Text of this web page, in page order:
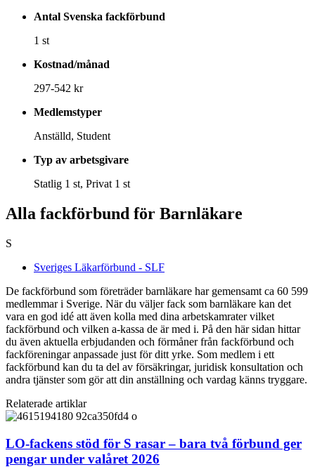
Antal Svenska fackförbund
1 st
Kostnad/månad
297-542 kr
Medlemstyper
Anställd, Student
Typ av arbetsgivare
Statlig 1 st, Privat 1 st
Alla fackförbund för Barnläkare
S
Sveriges Läkarförbund - SLF
De fackförbund som företräder barnläkare har gemensamt ca 60 599
medlemmar i Sverige. När du väljer fack som barnläkare kan det
vara en god idé att även kolla med dina arbetskamrater vilket
fackförbund och vilken a-kassa de är med i. På den här sidan hittar
du även aktuella erbjudanden och förmåner från fackförbund och
fackföreningar anpassade just för ditt yrke. Som medlem i ett
fackförbund kan du ta del av försäkringar, juridisk konsultation och
andra tjänster som gör att din anställning och vardag känns tryggare.
Relaterade artiklar
LO-fackens stöd för S rasar – bara två förbund ger
pengar under valåret 2026